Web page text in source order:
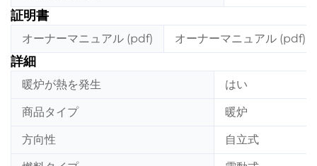
証明書
オーナーマニュアル (pdf) オーナーマニュアル (pdf)
詳細
暖炉が熱を発生 はい
商品タイプ 暖炉
方向性 自立式